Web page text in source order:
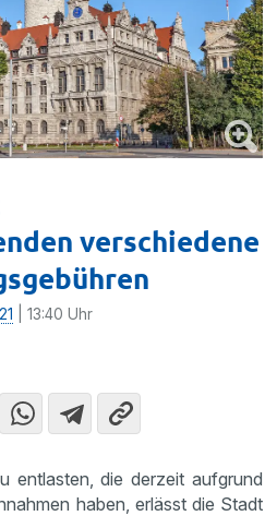
verschiedene
| 13:40 Uhr
entlasten, die derzeit aufgrund
haben, erlässt die Stadt